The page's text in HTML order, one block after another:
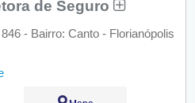
de Seguro
- Bairro: Canto - Florianópolis